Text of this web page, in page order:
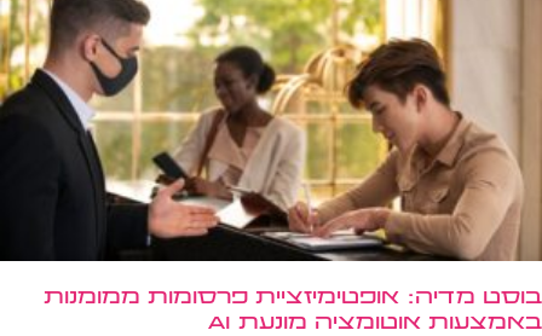
בוסט מדיה: אופטימיזציית פרסומות ממומנות
באמצעות אוטומציה מונעת AI